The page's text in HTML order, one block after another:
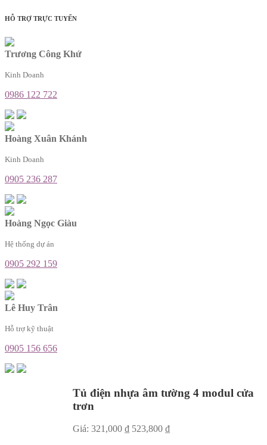
HỖ TRỢ TRỰC TUYẾN
Trương Công Khứ
Kinh Doanh
0986 122 722
Hoàng Xuân Khánh
Kinh Doanh
0905 236 287
Hoàng Ngọc Giàu
Hệ thống dự án
0905 292 159
Lê Huy Trân
Hỗ trợ kỹ thuật
0905 156 656
Tủ điện nhựa âm tường 4 modul cửa
trơn
Giá: 321,000 ₫ 523,800 ₫